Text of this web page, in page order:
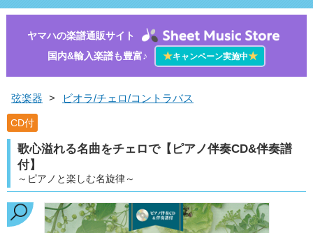
ヤマハの楽譜通販サイト
国内&輸入楽譜も豊富♪
★キャンペーン実施中★
弦楽器 > ビオラ/チェロ/コントラバス
CD付
歌心溢れる名曲をチェロで【ピアノ伴奏CD&伴奏譜
付】
～ピアノと楽しむ名旋律～